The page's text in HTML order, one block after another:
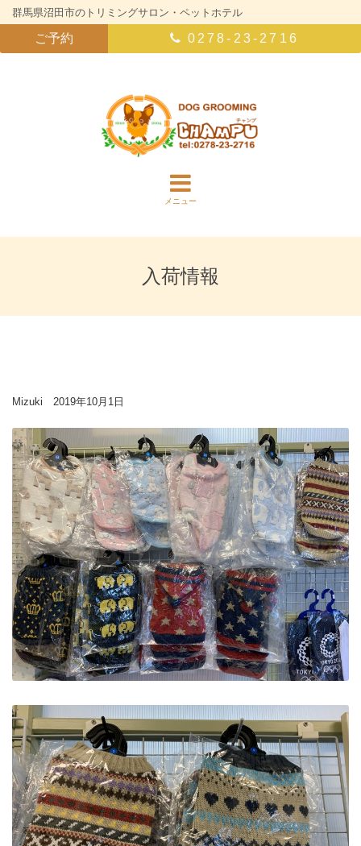
群馬県沼田市のトリミングサロン・ペットホテル
0278-23-2716
ご予約
メニュー
入荷情報
Mizuki 2019年10月1日